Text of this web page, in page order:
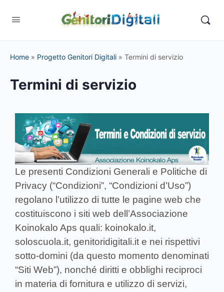
Home » Progetto Genitori Digitali » Termini di servizio
Termini di servizio
Le presenti Condizioni Generali e Politiche di
Privacy (“Condizioni”, “Condizioni d’Uso”)
regolano l’utilizzo di tutte le pagine web che
costituiscono i siti web dell’Associazione
Koinokalo Aps quali: koinokalo.it,
soloscuola.it, genitoridigitali.it e nei rispettivi
sotto-domini (da questo momento denominati
“Siti Web”), nonché diritti e obblighi reciproci
in materia di fornitura e utilizzo di servizi,